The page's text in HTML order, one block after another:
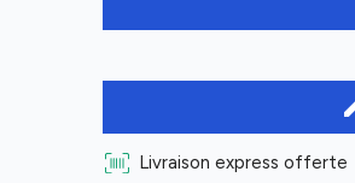
Livraison express offerte